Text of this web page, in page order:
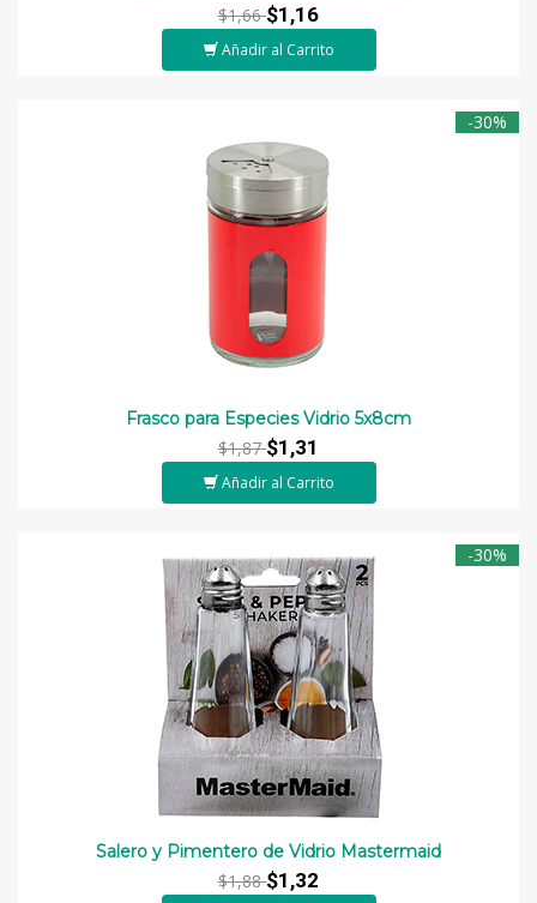
$1,66$1,16
Añadir al Carrito
-30%
Frasco para Especies Vidrio 5x8cm
$1,87$1,31
Añadir al Carrito
-30%
Salero y Pimentero de Vidrio Mastermaid
$1,88$1,32